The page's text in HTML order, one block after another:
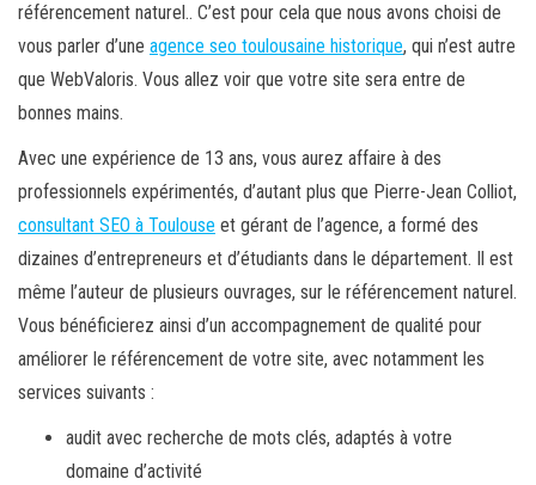
référencement naturel.. C’est pour cela que nous avons choisi de
vous parler d’une agence seo toulousaine historique, qui n’est autre
que WebValoris. Vous allez voir que votre site sera entre de
bonnes mains.
Avec une expérience de 13 ans, vous aurez affaire à des
professionnels expérimentés, d’autant plus que Pierre-Jean Colliot,
consultant SEO à Toulouse et gérant de l’agence, a formé des
dizaines d’entrepreneurs et d’étudiants dans le département. Il est
même l’auteur de plusieurs ouvrages, sur le référencement naturel.
Vous bénéficierez ainsi d’un accompagnement de qualité pour
améliorer le référencement de votre site, avec notamment les
services suivants :
audit avec recherche de mots clés, adaptés à votre
domaine d’activité